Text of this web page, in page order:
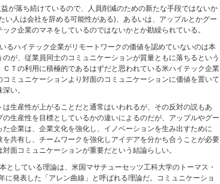
が落ち続けているので、人員削減のための新たな手段ではないか
い人は会社を辞める可能性がある)、あるいは、アップルとかグー
ク企業のマネをしているのではないかとか勘繰られている。
るハイテック企業がリモートワークの価値を認めていないのは本
のが、従業員同士のコミュニケーションが質量ともに落ちるという
ＣＴの利用に積極的であるはずだと思われている米ハイテック企業
ミュニケーションより対面のコミュニケーションに価値を置いて
い。
生産性が上がることだと通常はいわれるが、その反対の説もあ
の生産性を目標としているかの違いによるのだが、アップルやグー
た企業は、企業文化を強化し、イノベーションを生み出すために
を共有し、チームワークを強化しアイデアを分かち合うことが必要
対面コミュニケーションが重要だという結論らしい。
としている理論は、米国マサチューセッツ工科大学のトーマス・
に発表した「アレン曲線」と呼ばれる理論だ。コミュニケーショ